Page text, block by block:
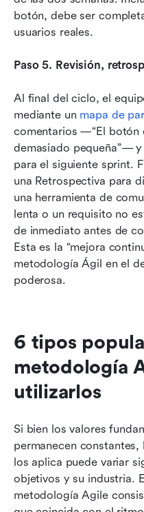
botón, debe ser
usuarios reales.
Paso 5. Revisión,
Al final del ciclo, el
mediante un mapa de
comentarios —“El botón
demasiado pequeña”—
para el siguiente sprint.
una Retrospectiva para
una herramienta de
lenta o un requisito no
de inmediato antes de
Esta es la “mejora
metodología Ágil en el
poderosa.
6 tipos
metodología
utilizarlos
Si bien los valores
permanecen
los aplica puede variar
objetivos y su industria.
metodología Agile